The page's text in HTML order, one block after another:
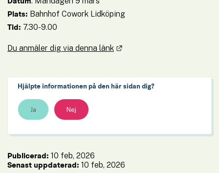
Plats: Bahnhof Cowork Lidköping
Tid: 7.30-9.00
Du anmäler dig via denna länk
Hjälpte informationen på den här sidan dig?
Ja Nej
Publicerad: 10 feb, 2026
Senast uppdaterad: 10 feb, 2026